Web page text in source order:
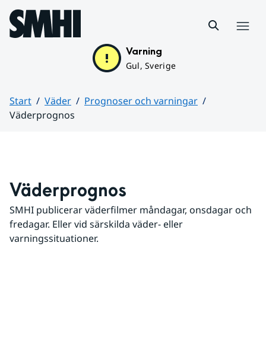
Hoppa till sidans innehåll
Varning
Gul, Sverige
Start Väder
Prognoser och varningar
Väderprognos
Väderprognos
SMHI publicerar väderfilmer måndagar, onsdagar och
fredagar. Eller vid särskilda väder- eller
varningssituationer.